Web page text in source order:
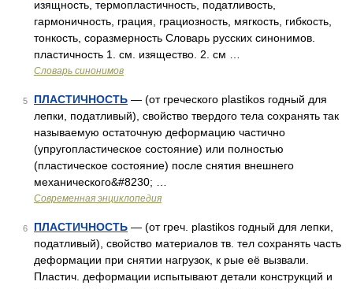
изящность, термопластичность, податливость,
гармоничность, грация, грациозность, мягкость, гибкость,
тонкость, соразмерность Словарь русских синонимов.
пластичность 1. см. изящество. 2. см …
Словарь синонимов
5 ПЛАСТИЧНОСТЬ — (от греческого plastikos годный для
лепки, податливый), свойство твердого тела сохранять так
называемую остаточную деформацию частично
(упругопластическое состояние) или полностью
(пластическое состояние) после снятия внешнего
механического&#8230; …
Современная энциклопедия
6 ПЛАСТИЧНОСТЬ — (от греч. plastikos годный для лепки,
податливый), свойство материалов тв. тел сохранять часть
деформации при снятии нагрузок, к рые её вызвали.
Пластич. деформации испытывают детали конструкций и